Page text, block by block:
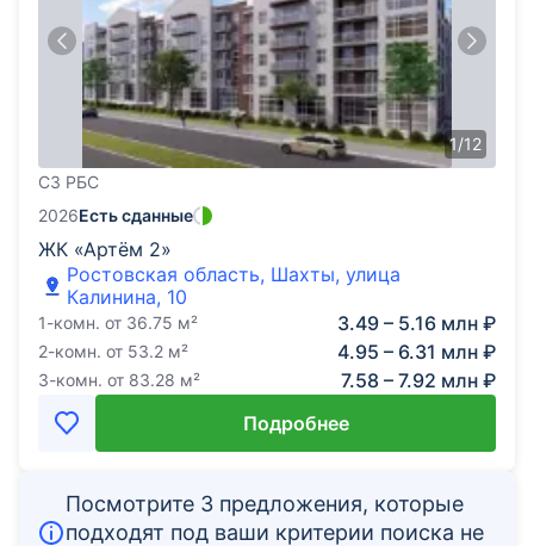
1/12
СЗ РБС
ЖК «Артём 2»
2026Есть сданные
Ростовская область, Шахты, улица
Калинина, 10
1-комн. от 36.75 м² 3.49 – 5.16 млн ₽
2-комн. от 53.2 м² 4.95 – 6.31 млн ₽
3-комн. от 83.28 м²
7.58 – 7.92 млн ₽
Подробнее
Посмотрите 3 предложения, которые
подходят под ваши критерии поиска не